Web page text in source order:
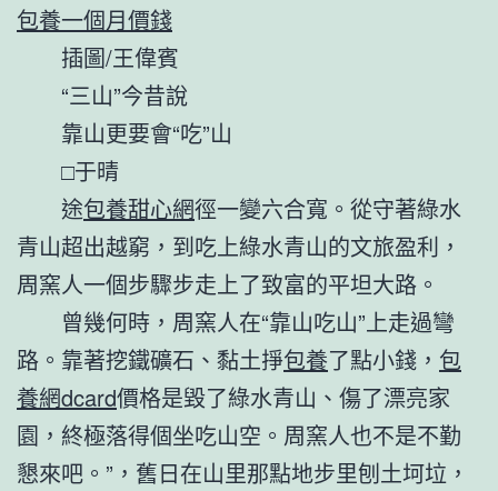
包養一個月價錢
插圖/王偉賓
“三山”今昔說
靠山更要會“吃”山
□于晴
途包養甜心網徑一變六合寬。從守著綠水
青山超出越窮，到吃上綠水青山的文旅盈利，
周窯人一個步驟步走上了致富的平坦大路。
曾幾何時，周窯人在“靠山吃山”上走過彎
路。靠著挖鐵礦石、黏土掙包養了點小錢， 包
養網dcard價格是毀了綠水青山、傷了漂亮家
園，終極落得個坐吃山空。周窯人也不是不勤
懇來吧。”，舊日在山里那點地步里刨土坷垃，